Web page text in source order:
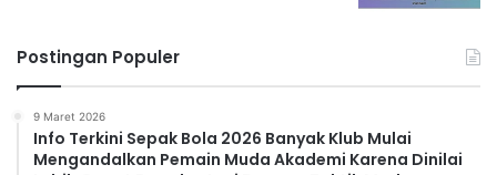
Postingan Populer
9 Maret 2026
Info Terkini Sepak Bola 2026 Banyak Klub Mulai
Mengandalkan Pemain Muda Akademi Karena Dinilai